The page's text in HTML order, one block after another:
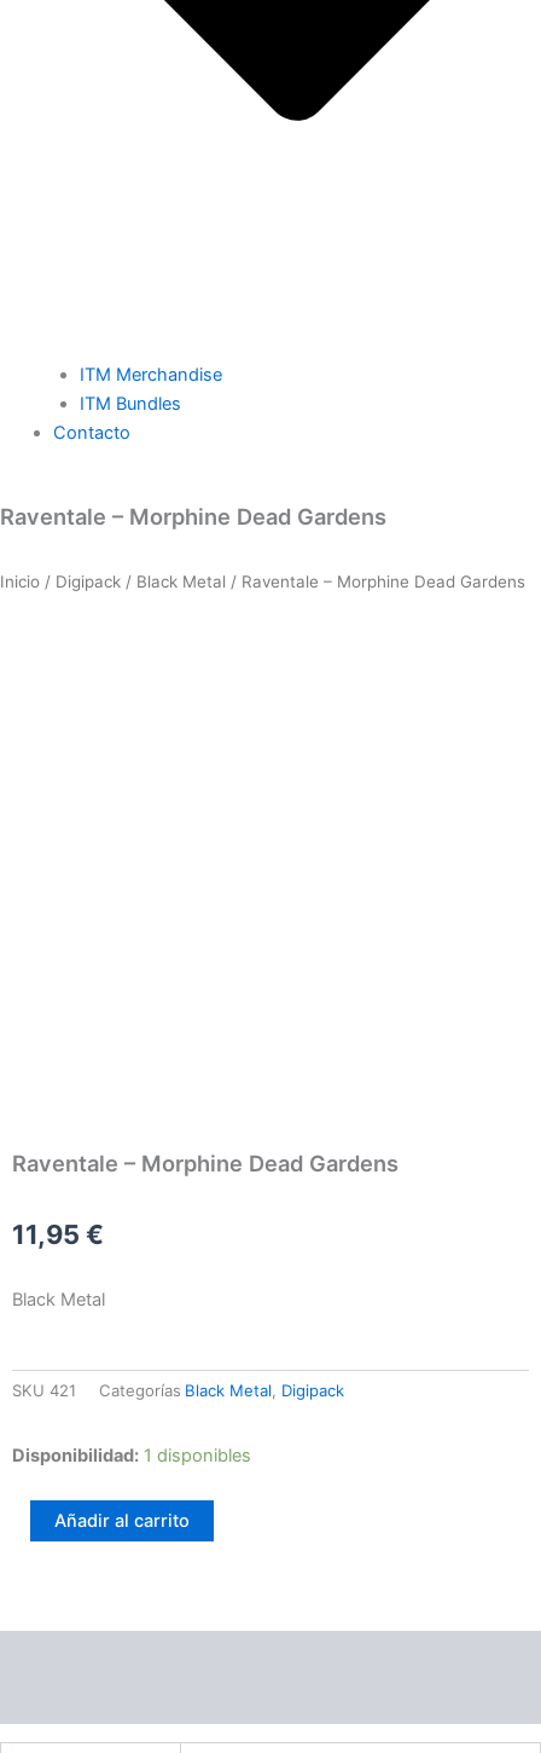
ITM Merchandise
ITM Bundles
Contacto
Raventale – Morphine Dead Gardens
Inicio / Digipack / Black Metal / Raventale – Morphine Dead Gardens
Raventale – Morphine Dead Gardens
11,95 €
Black Metal
SKU 421 Categorías Black Metal, Digipack
Disponibilidad: 1 disponibles
Raventale
Morphine
Gardens
Añadir al carrito